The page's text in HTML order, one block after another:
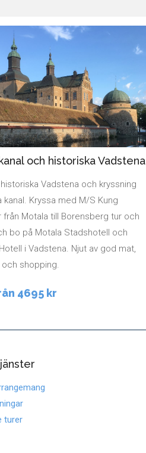
och historiska Vadstena
Vadstena och kryssning
kanal. Kryssa med M/S Kung
från Motala till Borensberg tur och
bo på Motala Stadshotell och
i Vadstena. Njut av god mat,
shopping.
4695 kr
turer